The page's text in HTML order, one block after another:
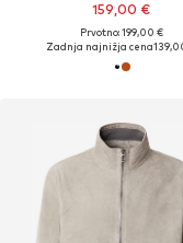
159,00 €
Prvotno: 199,00 €
Zadnja najnižja cena